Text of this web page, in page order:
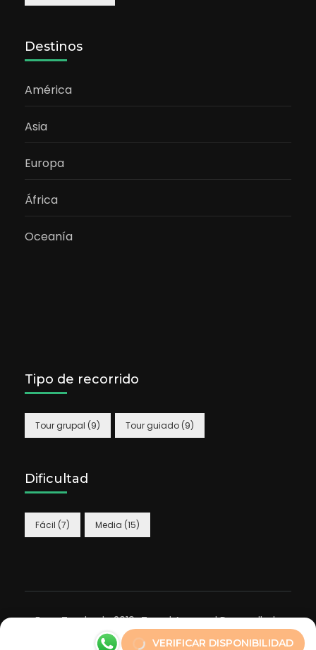
VERIFICAR DISPONIBILIDAD
Destinos
América
Asia
Europa
África
Oceanía
Tipo de recorrido
Tour grupal (9) Tour guiado (9)
Dificultad
Fácil (7) Media (15)
ExperTur desde 2019_Travel Agency | Desarrollado
Rara Themes Impulsado por WordPress.